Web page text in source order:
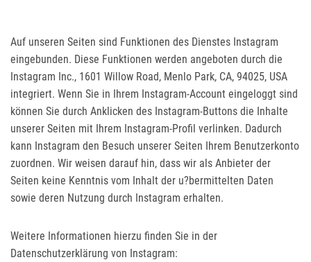
Auf unseren Seiten sind Funktionen des Dienstes Instagram
eingebunden. Diese Funktionen werden angeboten durch die
Instagram Inc., 1601 Willow Road, Menlo Park, CA, 94025, USA
integriert. Wenn Sie in Ihrem Instagram-Account eingeloggt sind
können Sie durch Anklicken des Instagram-Buttons die Inhalte
unserer Seiten mit Ihrem Instagram-Profil verlinken. Dadurch
kann Instagram den Besuch unserer Seiten Ihrem Benutzerkonto
zuordnen. Wir weisen darauf hin, dass wir als Anbieter der
Seiten keine Kenntnis vom Inhalt der u?bermittelten Daten
sowie deren Nutzung durch Instagram erhalten.
Weitere Informationen hierzu finden Sie in der
Datenschutzerklärung von Instagram: